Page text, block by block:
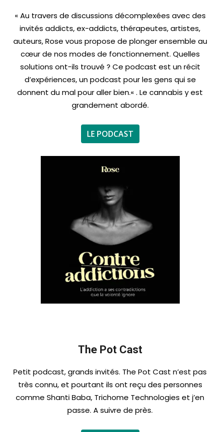
« Au travers de discussions décomplexées avec des
invités addicts, ex-addicts, thérapeutes, artistes,
auteurs, Rose vous propose de plonger ensemble au
cœur de nos modes de fonctionnement. Quelles
solutions ont-ils trouvé ? Ce podcast est un récit
d’expériences, un podcast pour les gens qui se
donnent du mal pour aller bien.« . Le cannabis y est
grandement abordé.
LE PODCAST
The Pot Cast
Petit podcast, grands invités. The Pot Cast n’est pas
très connu, et pourtant ils ont reçu des personnes
comme Shanti Baba, Trichome Technologies et j’en
passe. A suivre de près.